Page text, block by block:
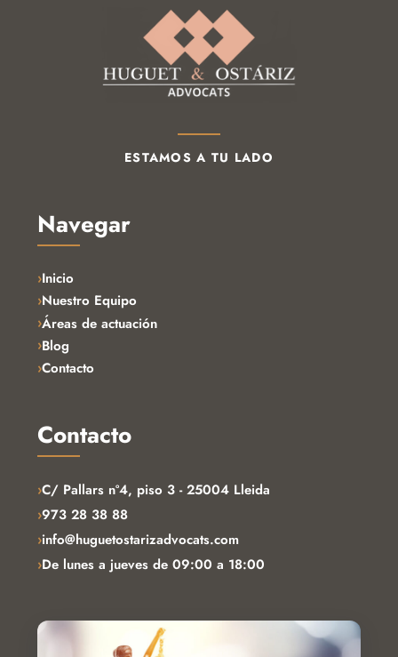
ESTAMOS A TU LADO
Navegar
Inicio
Nuestro Equipo
Áreas de actuación
Blog
Contacto
Contacto
›C/ Pallars nº4, piso 3 - 25004 Lleida
›973 28 38 88
›info@huguetostarizadvocats.com
›De lunes a jueves de 09:00 a 18:00